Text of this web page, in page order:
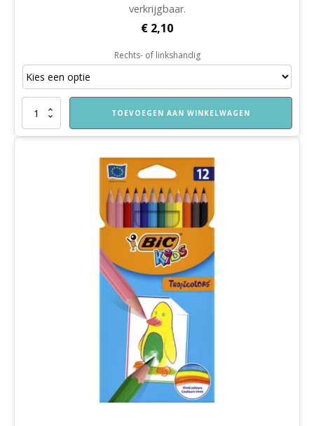
verkrijgbaar.
€ 2,10
Rechts- of linkshandig
Kinderschaar
TOEVOEGEN AAN WINKELWAGEN